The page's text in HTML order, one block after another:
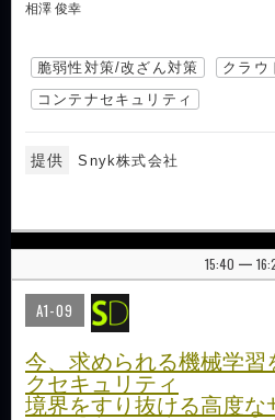
相澤 俊幸
脆弱性対策/改ざん対策
クラウ
コンテナセキュリティ
提供 Snyk株式会社
15:40 |
A1-09
今、求められる機械学習
クセキュリティ
境界をすり抜ける高度な